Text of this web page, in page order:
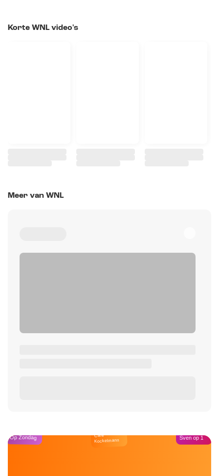
Korte WNL video's
Meer van WNL
Op Zondag Café
Kockelmann Sven op 1